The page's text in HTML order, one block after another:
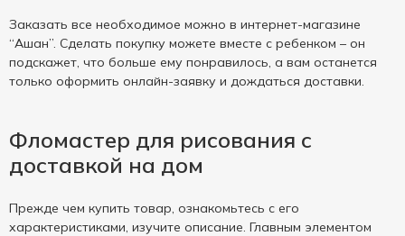
Заказать все необходимое можно в интернет-магазине
“Ашан”. Сделать покупку можете вместе с ребенком – он
подскажет, что больше ему понравилось, а вам останется
только оформить онлайн-заявку и дождаться доставки.
Фломастер для рисования с
доставкой на дом
Прежде чем купить товар, ознакомьтесь с его
характеристиками, изучите описание. Главным элементом